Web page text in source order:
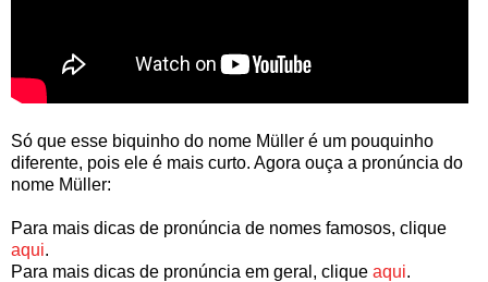
Só que esse biquinho do nome Müller é um pouquinho
diferente, pois ele é mais curto. Agora ouça a pronúncia do
nome Müller:
Para mais dicas de pronúncia de nomes famosos, clique
aqui.
Para mais dicas de pronúncia em geral, clique aqui.